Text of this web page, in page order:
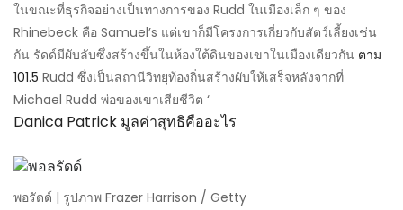
ในขณะที่ธุรกิจอย่างเป็นทางการของ Rudd ในเมืองเล็ก ๆ ของ
Rhinebeck คือ Samuel’s แต่เขาก็มีโครงการเกี่ยวกับสัตว์เลี้ยงเช่น
กัน รัดด์มีผับลับซึ่งสร้างขึ้นในห้องใต้ดินของเขาในเมืองเดียวกัน ตาม
101.5 Rudd ซึ่งเป็นสถานีวิทยุท้องถิ่นสร้างผับให้เสร็จหลังจากที่
Michael Rudd พ่อของเขาเสียชีวิต ‘
Danica Patrick มูลค่าสุทธิคืออะไร
พอรัดด์ | รูปภาพ Frazer Harrison / Getty